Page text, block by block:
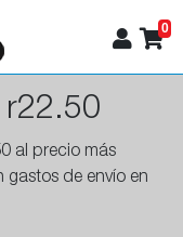
0
al precio más
gastos de envío en